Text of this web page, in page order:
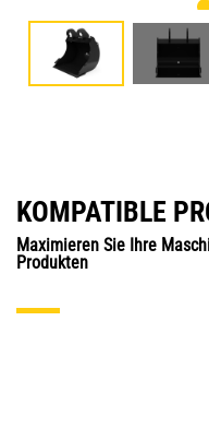
KOMPATIBLE
Maximieren Sie Ihre
Produkten